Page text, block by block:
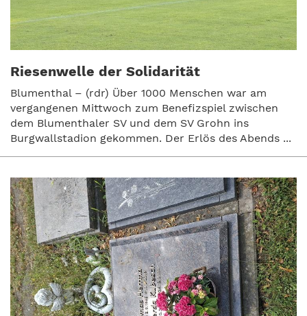
Riesenwelle der Solidarität
Blumenthal – (rdr) Über 1000 Menschen war am
vergangenen Mittwoch zum Benefizspiel zwischen
dem Blumenthaler SV und dem SV Grohn ins
Burgwallstadion gekommen. Der Erlös des Abends ...